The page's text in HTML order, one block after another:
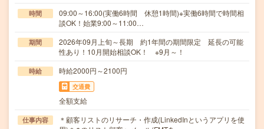
時間
09:00～16:00(実働6時間 休憩1時間)※実働6時間で時間相
談OK！始業9:00～11:00…
期間
2026年09月上旬～長期 約1年間の期間限定 延長の可能
性あり！10月開始相談OK！ ※9月～！
時給 時給2000円～2100円
交通費
全額支給
仕事内容
＊顧客リストのリサーチ・作成(LinkedInというアプリを使